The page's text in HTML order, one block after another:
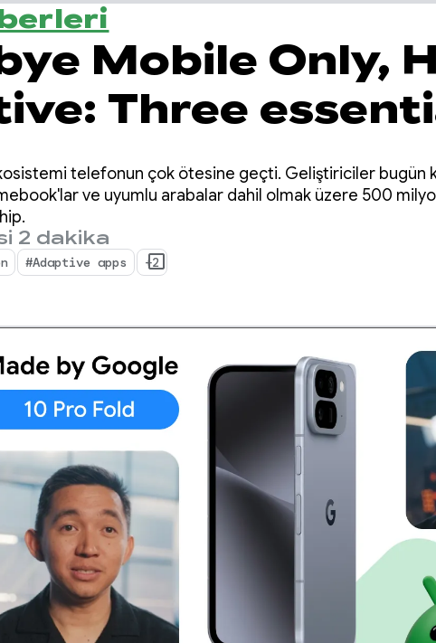
Mobile Only,
Three
from 2025 for
adaptive apps
telefonun çok ötesine geçti. Geliştiriciler bugün
ve uyumlu arabalar dahil olmak üzere 500
2 dakika
#Adaptive apps +2